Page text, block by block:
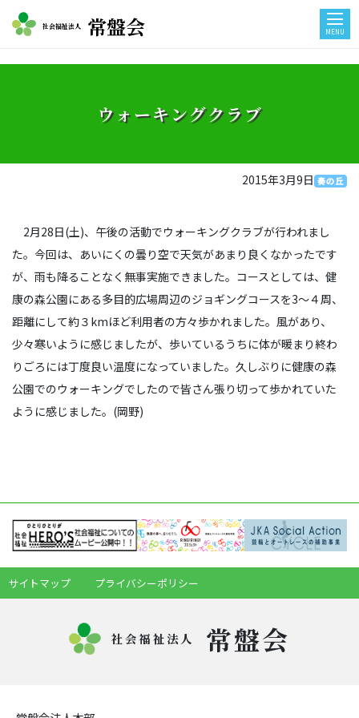
社会福祉法人 常盤会 MENU
ウォーキングクラブ
2015年3月9日 奏の丘
2月28日(土)、午後の活動でウォーキングクラブが行われまし
た。今回は、あいにくの曇り空で天気があまり良くなかったです
が、雨も降ることなく無事実施できました。コースとしては、健
康の森公園にある多目的広場周辺のジョギングコースを3～４周、
距離にして約３kmほど利用者の方々歩かれました。風があり、
少々寒いように感じましたが、歩いているうちに体が暖まり終わ
りごろには丁度良い温度になっていました。久しぶりに健康の森
公園でのウォーキングでしたので皆さん張り切って歩かれていた
ように感じました。(岡野)
サイトマップ プライバシーポリシー
社会福祉法人 常盤会